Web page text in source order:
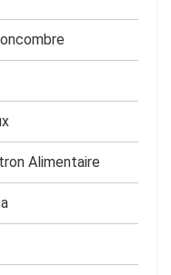
Alimentaire